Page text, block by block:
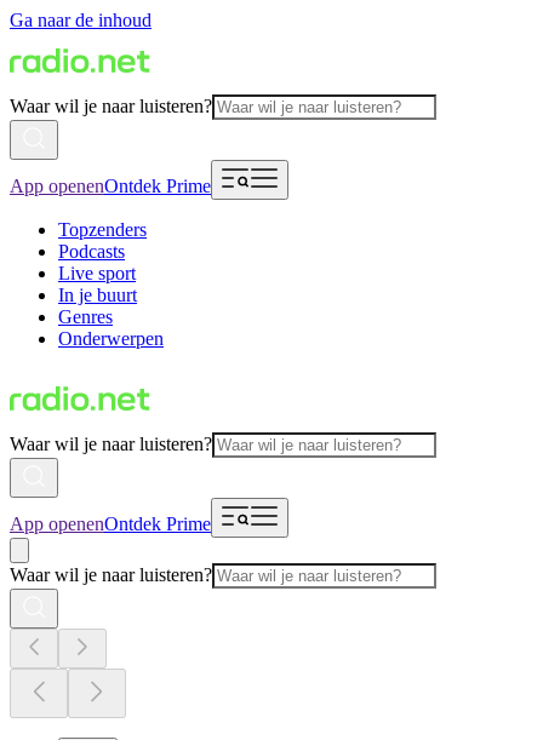
Ga naar de inhoud
Waar wil je naar luisteren?
App openenOntdek Prime
Topzenders
Podcasts
Live sport
In je buurt
Genres
Onderwerpen
Waar wil je naar luisteren?
App openenOntdek Prime
Waar wil je naar luisteren?